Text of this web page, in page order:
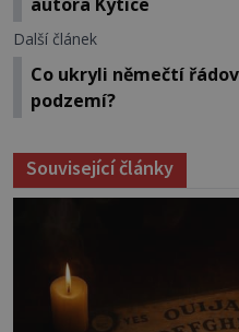
Další článek
Co ukryli němečtí
podzemí?
Související články